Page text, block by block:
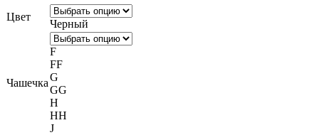
5
000 ₽
–
9
Цвет
Черный
Чашечка
F
FF
G
GG
H
HH
J